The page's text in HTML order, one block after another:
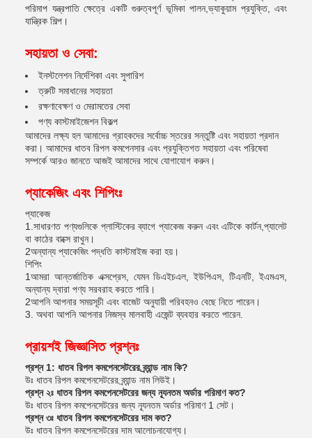
পরিমাপ যন্ত্রপাতি ক্ষেত্রে একটি গুরুত্বপূর্ণ ভূমিকা পালন,ভ্যাকুয়াম প্রযুক্তি, এবং
যান্ত্রিক শিল্প।
সহায়তা ও সেবা:
ইনস্টলেশন নির্দেশিকা এবং সুপারিশ
ত্রুটি সমাধানের সহায়তা
রক্ষণাবেক্ষণ ও মেরামতের সেবা
পণ্য কাস্টমাইজেশন বিকল্প
আমাদের লক্ষ্য হল আমাদের গ্রাহকদের সর্বোচ্চ স্তরের সন্তুষ্টি এবং সহায়তা প্রদান
করা। আমাদের ধাতব রিপল কমপেনসার এবং প্রযুক্তিগত সহায়তা এবং পরিষেবা
সম্পর্কে আরও জানতে আজই আমাদের সাথে যোগাযোগ করুন।
প্যাকেজিং এবং শিপিংঃ
প্যাকেজ
1.সাধারণত পণ্যগুলিকে প্লাস্টিকের ব্যাগে প্যাকেজ করুন এবং এটিকে কার্টন,প্যালেট
বা কাঠের বাক্সে রাখুন।
2অন্যান্য প্যাকেজিং পদ্ধতি কাস্টমাইজ করা হয়।
শিপিং
1আমরা আন্তর্জাতিক এক্সপ্রেস, যেমন ডিএইচএল, ইউপিএস, টিএনটি, ইএমএস,
অন্যান্য দ্বারা পণ্য সরবরাহ করতে পারি।
2আপনি আপনার সময়সূচী এবং বাজেট অনুযায়ী পরিবহনও বেছে নিতে পারেন।
3. অথবা আপনি আপনার নিজস্ব মালবাহী এজেন্ট ব্যবহার করতে পারেন.
প্রায়শই জিজ্ঞাসিত প্রশ্নঃ
প্রশ্ন 1: ধাতব রিপল কমপেনসেটরের ব্র্যান্ড নাম কি?
উঃ ধাতব রিপল কমপেনসেটরের ব্র্যান্ড নাম লিউই।
প্রশ্ন ২ঃ ধাতব রিপল কমপেনসেটরের জন্য ন্যূনতম অর্ডার পরিমাণ কত?
উঃ ধাতব রিপল কমপেনসেটরের জন্য ন্যূনতম অর্ডার পরিমাণ 1 সেট।
প্রশ্ন ৩ঃ ধাতব রিপল কমপেনসেটরের দাম কত?
উঃ ধাতব রিপল কমপেনসেটরের দাম আলোচনাযোগ্য।